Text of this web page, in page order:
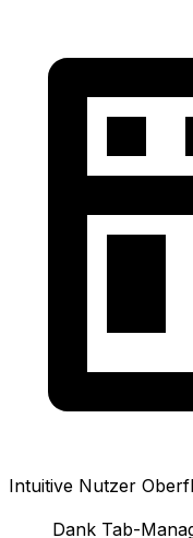
Intuitive Nutzer
Dank Tab-